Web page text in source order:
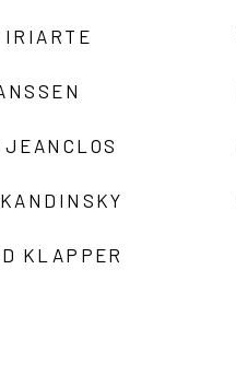
IRIARTE
JEANCLOS
KLAPPER